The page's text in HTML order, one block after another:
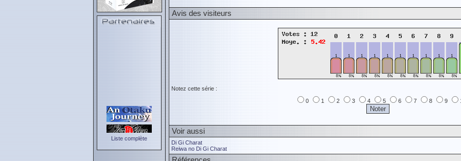
Liste complète
Avis des visiteurs
Notez cette série :
0
1 2 3 4 5 6 7 8 9
Voir aussi
Di Gi Charat
Reiwa no Di Gi Charat